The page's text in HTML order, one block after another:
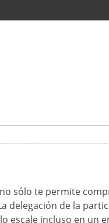
sólo te permite
delegación de la
escale incluso en un